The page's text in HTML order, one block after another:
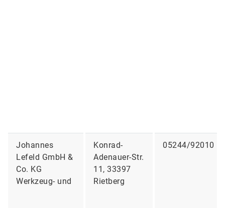
Johannes
Lefeld GmbH &
Co. KG
Werkzeug- und
Konrad-
Adenauer-Str.
11, 33397
Rietberg
05244/92010